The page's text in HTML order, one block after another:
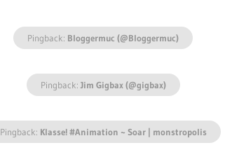
Pingback: Bloggermuc (@Bloggermuc)
Pingback: Jim Gigbax (@gigbax)
Pingback: Klasse! #Animation ~ Soar | monstropolis